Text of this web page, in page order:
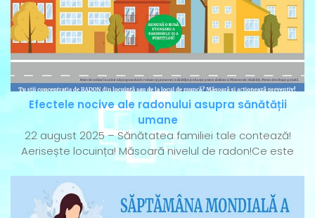
Efectele nocive ale radonului asupra sănătății
umane
22 august 2025 – Sănătatea familiei tale contează!
Aerisește locuința! Măsoară nivelul de radon!Ce este